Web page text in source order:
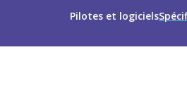
Pilotes et logiciels